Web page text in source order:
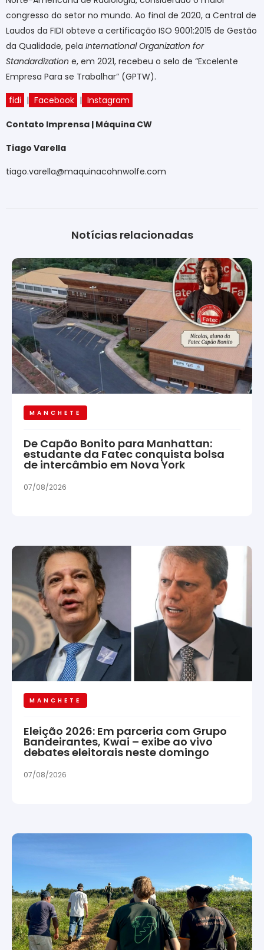
congresso do setor no mundo. Ao final de 2020, a Central de
Laudos da FIDI obteve a certificação ISO 9001:2015 de Gestão
da Qualidade, pela International Organization for
Standardization e, em 2021, recebeu o selo de “Excelente
Empresa Para se Trabalhar” (GPTW).
fidi | Facebook | Instagram
Contato Imprensa | Máquina CW
Tiago Varella
tiago.varella@maquinacohnwolfe.com
Notícias relacionadas
MANCHETE
De Capão Bonito para Manhattan:
estudante da Fatec conquista bolsa
de intercâmbio em Nova York
07/08/2026
MANCHETE
Eleição 2026: Em parceria com Grupo
Bandeirantes, Kwai – exibe ao vivo
debates eleitorais neste domingo
07/08/2026